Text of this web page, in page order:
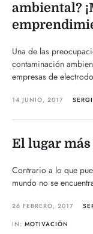
ambiental?
Una de las
contaminación
empresas de
14 JUNIO, 2017
El lugar
Contrario a lo que
mundo no se
26 FEBRERO, 2017
IN: MOTIVACIÓN